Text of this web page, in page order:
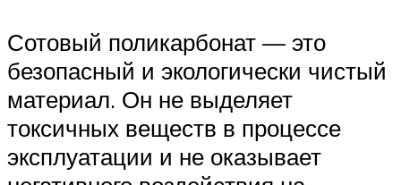
Сотовый поликарбонат — это
безопасный и экологически чистый
материал. Он не выделяет
токсичных веществ в процессе
эксплуатации и не оказывает